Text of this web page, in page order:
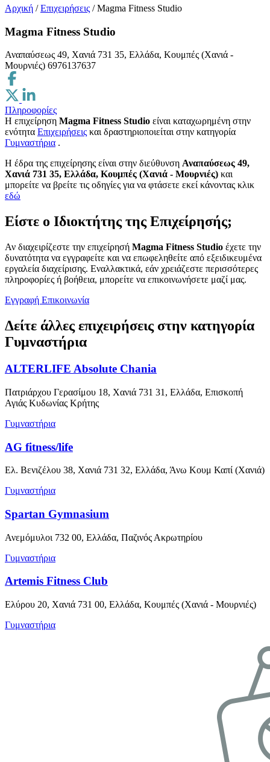
Αρχική / Επιχειρήσεις / Magma Fitness Studio
Magma Fitness Studio
Αναπαύσεως 49, Χανιά 731 35, Ελλάδα, Κουμπές (Χανιά -
Μουρνιές) 6976137637
Πληροφορίες
Η επιχείρηση Magma Fitness Studio είναι καταχωρημένη στην
ενότητα Επιχειρήσεις και δραστηριοποιείται στην κατηγορία
Γυμναστήρια .
H έδρα της επιχείρησης είναι στην διεύθυνση Αναπαύσεως 49,
Χανιά 731 35, Ελλάδα, Κουμπές (Χανιά - Μουρνιές) και
μπορείτε να βρείτε τις οδηγίες για να φτάσετε εκεί κάνοντας κλικ
εδώ
Είστε ο Ιδιοκτήτης της Επιχείρησής;
Αν διαχειρίζεστε την επιχείρησή Magma Fitness Studio έχετε την
δυνατότητα να εγγραφείτε και να επωφεληθείτε από εξειδικευμένα
εργαλεία διαχείρισης. Εναλλακτικά, εάν χρειάζεστε περισσότερες
πληροφορίες ή βοήθεια, μπορείτε να επικοινωνήσετε μαζί μας.
Εγγραφή Επικοινωνία
Δείτε άλλες επιχειρήσεις στην κατηγορία
Γυμναστήρια
ALTERLIFE Absolute Chania
Πατριάρχου Γερασίμου 18, Χανιά 731 31, Ελλάδα, Επισκοπή
Αγιάς Κυδωνίας Κρήτης
Γυμναστήρια
AG fitness/life
Ελ. Βενιζέλου 38, Χανιά 731 32, Ελλάδα, Άνω Κουμ Καπί (Χανιά)
Γυμναστήρια
Spartan Gymnasium
Ανεμόμυλοι 732 00, Ελλάδα, Παζινός Ακρωτηρίου
Γυμναστήρια
Artemis Fitness Club
Ελύρου 20, Χανιά 731 00, Ελλάδα, Κουμπές (Χανιά - Μουρνιές)
Γυμναστήρια